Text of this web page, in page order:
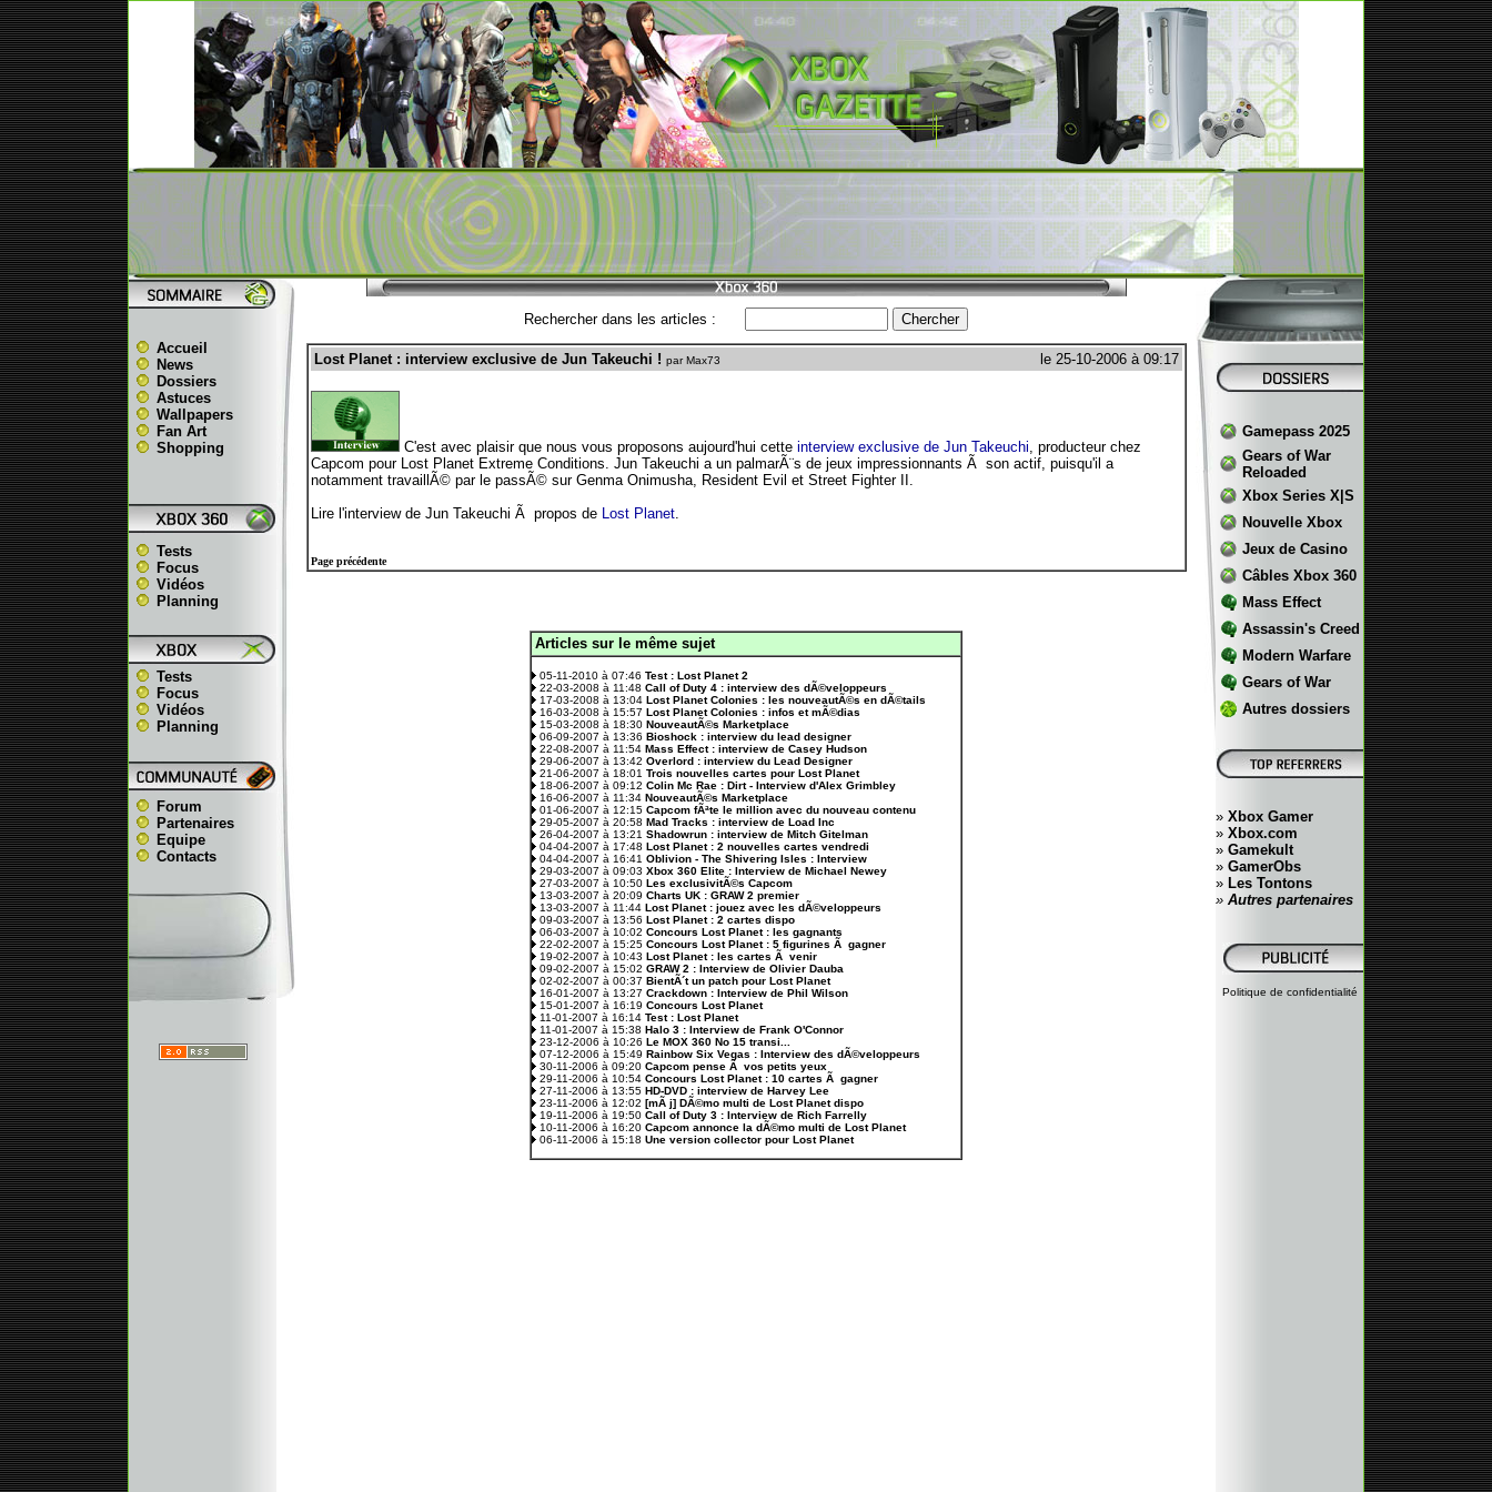
Accueil
News
Dossiers
Astuces
Wallpapers
Fan Art
Shopping
Tests
Focus
Vidéos
Planning
Tests
Focus
Vidéos
Planning
Forum
Partenaires
Equipe
Contacts
Rechercher dans les articles :
Lost Planet : interview exclusive de Jun Takeuchi ! par Max73 le 25-10-2006 à 09:17
C'est avec plaisir que nous vous proposons aujourd'hui cette interview exclusive de Jun Takeuchi, producteur chez
Capcom pour Lost Planet Extreme Conditions. Jun Takeuchi a un palmarÃ¨s de jeux impressionnants Ã son actif, puisqu'il a
notamment travaillÃ© par le passÃ© sur Genma Onimusha, Resident Evil et Street Fighter II.
Lire l'interview de Jun Takeuchi Ã propos de Lost Planet.
Page précédente
Articles sur le même sujet
05-11-2010 à 07:46 Test : Lost Planet 2
22-03-2008 à 11:48 Call of Duty 4 : interview des dÃ©veloppeurs
17-03-2008 à 13:04 Lost Planet Colonies : les nouveautÃ©s en dÃ©tails
16-03-2008 à 15:57 Lost Planet Colonies : infos et mÃ©dias
15-03-2008 à 18:30 NouveautÃ©s Marketplace
06-09-2007 à 13:36 Bioshock : interview du lead designer
22-08-2007 à 11:54 Mass Effect : interview de Casey Hudson
29-06-2007 à 13:42 Overlord : interview du Lead Designer
21-06-2007 à 18:01 Trois nouvelles cartes pour Lost Planet
18-06-2007 à 09:12 Colin Mc Rae : Dirt - Interview d'Alex Grimbley
16-06-2007 à 11:34 NouveautÃ©s Marketplace
01-06-2007 à 12:15 Capcom fÃªte le million avec du nouveau contenu
29-05-2007 à 20:58 Mad Tracks : interview de Load Inc
26-04-2007 à 13:21 Shadowrun : interview de Mitch Gitelman
04-04-2007 à 17:48 Lost Planet : 2 nouvelles cartes vendredi
04-04-2007 à 16:41 Oblivion - The Shivering Isles : Interview
29-03-2007 à 09:03 Xbox 360 Elite : Interview de Michael Newey
27-03-2007 à 10:50 Les exclusivitÃ©s Capcom
13-03-2007 à 20:09 Charts UK : GRAW 2 premier
13-03-2007 à 11:44 Lost Planet : jouez avec les dÃ©veloppeurs
09-03-2007 à 13:56 Lost Planet : 2 cartes dispo
06-03-2007 à 10:02 Concours Lost Planet : les gagnants
22-02-2007 à 15:25 Concours Lost Planet : 5 figurines Ã gagner
19-02-2007 à 10:43 Lost Planet : les cartes Ã venir
09-02-2007 à 15:02 GRAW 2 : Interview de Olivier Dauba
02-02-2007 à 00:37 BientÃ´t un patch pour Lost Planet
16-01-2007 à 13:27 Crackdown : Interview de Phil Wilson
15-01-2007 à 16:19 Concours Lost Planet
11-01-2007 à 16:14 Test : Lost Planet
11-01-2007 à 15:38 Halo 3 : Interview de Frank O'Connor
23-12-2006 à 10:26 Le MOX 360 No 15 transi...
07-12-2006 à 15:49 Rainbow Six Vegas : Interview des dÃ©veloppeurs
30-11-2006 à 09:20 Capcom pense Ã vos petits yeux
29-11-2006 à 10:54 Concours Lost Planet : 10 cartes Ã gagner
27-11-2006 à 13:55 HD-DVD : interview de Harvey Lee
23-11-2006 à 12:02 [mÃ j] DÃ©mo multi de Lost Planet dispo
19-11-2006 à 19:50 Call of Duty 3 : Interview de Rich Farrelly
10-11-2006 à 16:20 Capcom annonce la dÃ©mo multi de Lost Planet
06-11-2006 à 15:18 Une version collector pour Lost Planet
Gamepass 2025
Gears of War
Reloaded
Xbox Series X|S
Nouvelle Xbox
Jeux de Casino
Câbles Xbox 360
Mass Effect
Assassin's Creed
Modern Warfare
Gears of War
Autres dossiers
» Xbox Gamer
» Xbox.com
» Gamekult
» GamerObs
» Les Tontons
» Autres partenaires
Politique de confidentialité